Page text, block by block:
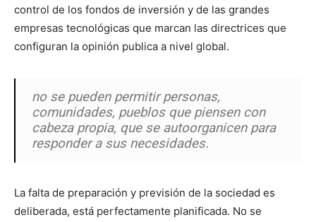
control de los fondos de inversión y de las grandes
empresas tecnológicas que marcan las directrices que
configuran la opinión publica a nivel global.
no se pueden permitir personas,
comunidades, pueblos que piensen con
cabeza propia, que se autoorganicen para
responder a sus necesidades.
La falta de preparación y previsión de la sociedad es
deliberada, está perfectamente planificada. No se